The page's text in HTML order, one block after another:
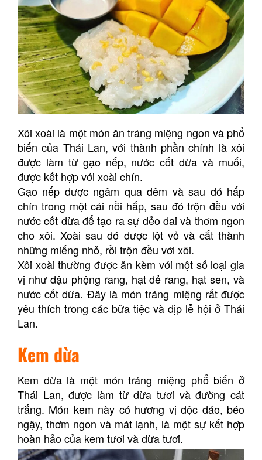
Xôi xoài là một món ăn tráng miệng ngon và phổ
biến của Thái Lan, với thành phần chính là xôi
được làm từ gạo nếp, nước cốt dừa và muối,
được kết hợp với xoài chín.
Gạo nếp được ngâm qua đêm và sau đó hấp
chín trong một cái nồi hấp, sau đó trộn đều với
nước cốt dừa để tạo ra sự dẻo dai và thơm ngon
cho xôi. Xoài sau đó được lột vỏ và cắt thành
những miếng nhỏ, rồi trộn đều với xôi.
Xôi xoài thường được ăn kèm với một số loại gia
vị như đậu phộng rang, hạt dẻ rang, hạt sen, và
nước cốt dừa. Đây là món tráng miệng rất được
yêu thích trong các bữa tiệc và dịp lễ hội ở Thái
Lan.
Kem dừa
Kem dừa là một món tráng miệng phổ biến ở
Thái Lan, được làm từ dừa tươi và đường cát
trắng. Món kem này có hương vị độc đáo, béo
ngậy, thơm ngon và mát lạnh, là một sự kết hợp
hoàn hảo của kem tươi và dừa tươi.